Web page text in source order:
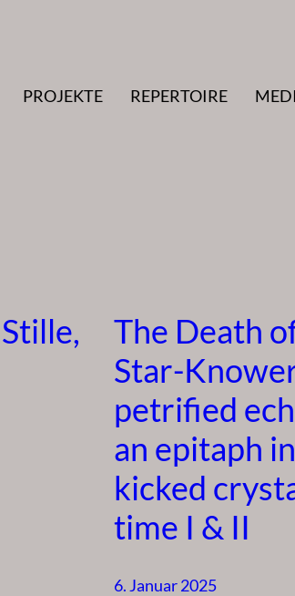
PROJEKTE REPERTOIRE
The Death
Star-
petrified
an epitaph
kicked
time I & II
6. Januar 2025